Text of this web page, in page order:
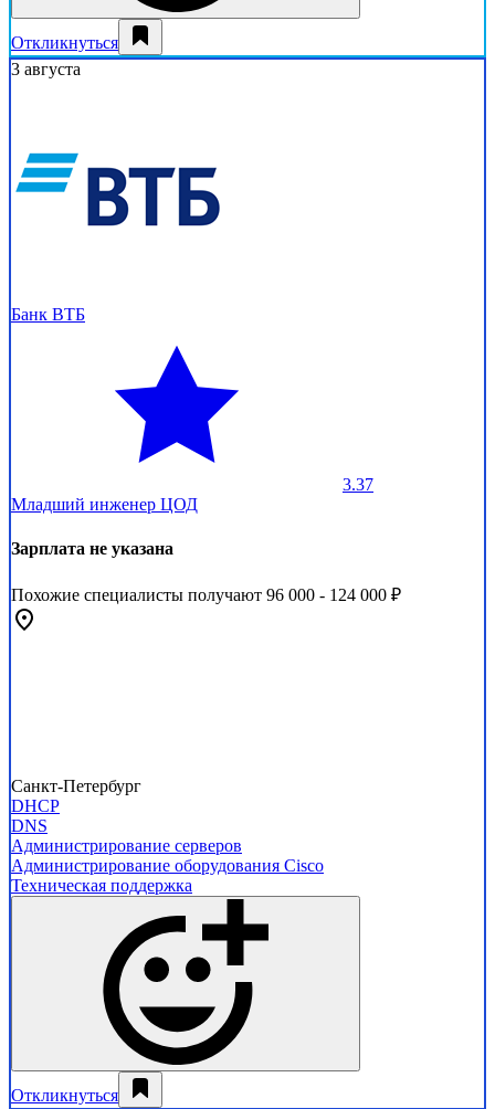
Откликнуться
3 августа
Банк ВТБ
3.37
Младший инженер ЦОД
Зарплата не указана
Похожие специалисты получают 96 000 - 124 000 ₽
Санкт-Петербург
DHCP
DNS
Администрирование серверов
Администрирование оборудования Cisco
Техническая поддержка
Откликнуться